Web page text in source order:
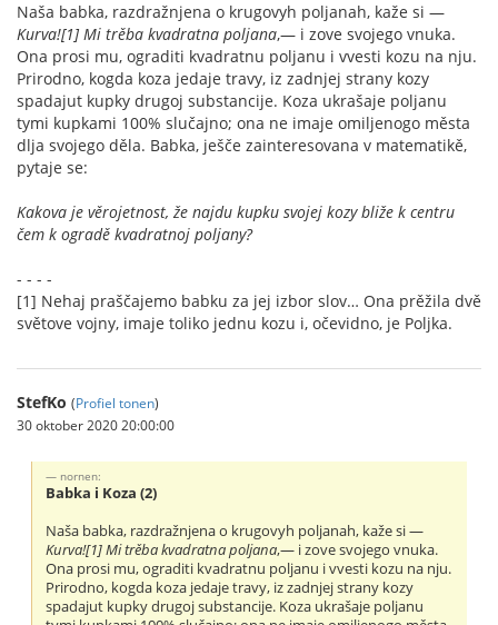
Naša babka, razdražnjena o krugovyh poljanah, kaže si —
Kurva![1] Mi trěba kvadratna poljana,— i zove svojego vnuka.
Ona prosi mu, ograditi kvadratnu poljanu i vvesti kozu na nju.
Prirodno, kogda koza jedaje travy, iz zadnjej strany kozy
spadajut kupky drugoj substancije. Koza ukrašaje poljanu
tymi kupkami 100% slučajno; ona ne imaje omiljenogo města
dlja svojego děla. Babka, ješče zainteresovana v matematikě,
pytaje se:
Kakova je věrojetnost, že najdu kupku svojej kozy bliže k centru
čem k ogradě kvadratnoj poljany?
- - - -
[1] Nehaj praščajemo babku za jej izbor slov… Ona prěžila dvě
světove vojny, imaje toliko jednu kozu i, očevidno, je Poljka.
StefKo (Profiel tonen)
30 oktober 2020 20:00:00
nornen:
Babka i Koza (2)
Naša babka, razdražnjena o krugovyh poljanah, kaže si —
Kurva![1] Mi trěba kvadratna poljana,— i zove svojego vnuka.
Ona prosi mu, ograditi kvadratnu poljanu i vvesti kozu na nju.
Prirodno, kogda koza jedaje travy, iz zadnjej strany kozy
spadajut kupky drugoj substancije. Koza ukrašaje poljanu